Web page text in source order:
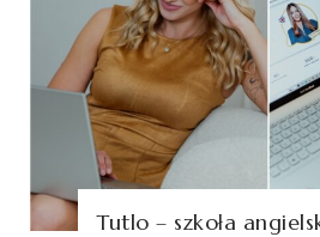
Tutlo – szkoła